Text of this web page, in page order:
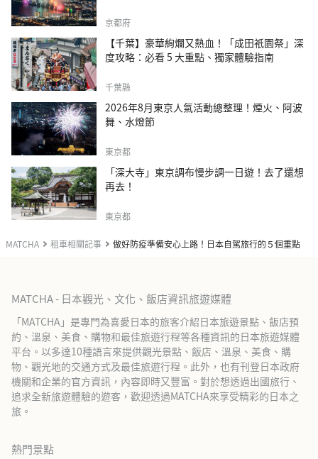
MATCHA 租車相關記事 做好防疫準備安心上路！日本自駕旅行的５個重點
京都府
【千葉】豪華絢爛又熱血！「成田祇園祭」深
度攻略：必看 5 大重點、獨家體驗指南
千葉縣
2026年8月東京人氣活動總整理！煙火、阿波
舞、水燈節
東京都
「深大寺」東京調布慢步調一日遊！去了還想
再去！
東京都
MATCHA - 日本觀光、文化、飯店資訊旅遊媒體
「MATCHA」是專門為喜愛日本的旅客介紹日本旅遊景點、飯店預
約、溫泉、美食、購物和最佳旅遊行程等各種資訊的日本旅遊媒體
平台。以多達10種語言來提供觀光景點、飯店、溫泉、美食、購
物、觀光地的交通方式及最佳旅遊行程。此外，也有刊登日本政府
機關和企業的官方資訊，內容即時又豐富。對於想透過出國旅行、
追求全新旅遊體驗的遊客，歡迎透過MATCHA來享受精彩的日本之
旅。
熱門景點